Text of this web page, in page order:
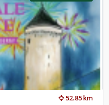
52.85 km